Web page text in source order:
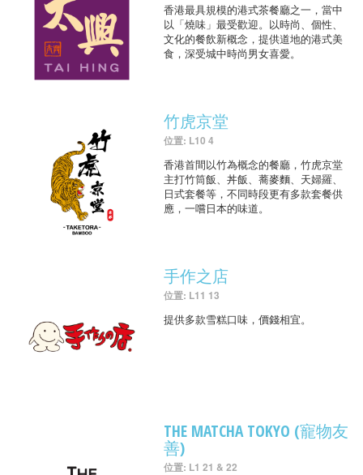
香港最具規模的港式茶餐廳之一，當中
以「燒味」最受歡迎。以時尚、個性、
文化的餐飲新概念，提供道地的港式美
食，深受城中時尚男女喜愛。
竹虎京堂
位置: L10 4
香港首間以竹為概念的餐廳，竹虎京堂
主打竹筒飯、丼飯、蕎麥麵、天婦羅、
日式套餐等，不同時段更有多款套餐供
應，一嚐日本的味道。
手作之店
位置: L11 13
提供多款雪糕口味，價錢相宜。
THE MATCHA TOKYO (寵物友
善)
位置: L1 21 & 22